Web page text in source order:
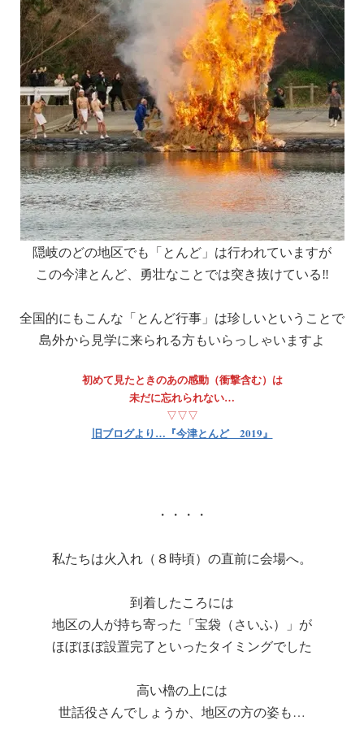
隠岐のどの地区でも「とんど」は行われていますが
この今津とんど、勇壮なことでは突き抜けている‼︎
全国的にもこんな「とんど行事」は珍しいということで
島外から見学に来られる方もいらっしゃいますよ
初めて見たときのあの感動（衝撃含む）は
未だに忘れられない…
▽▽▽
旧ブログより…『今津とんど 2019』
・・・・
私たちは火入れ（８時頃）の直前に会場へ。
到着したころには
地区の人が持ち寄った「宝袋（さいふ）」が
ほぼほぼ設置完了といったタイミングでした
高い櫓の上には
世話役さんでしょうか、地区の方の姿も…